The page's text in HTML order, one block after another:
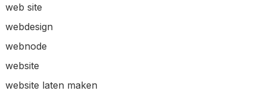
web site
webdesign
webnode
website
website laten maken